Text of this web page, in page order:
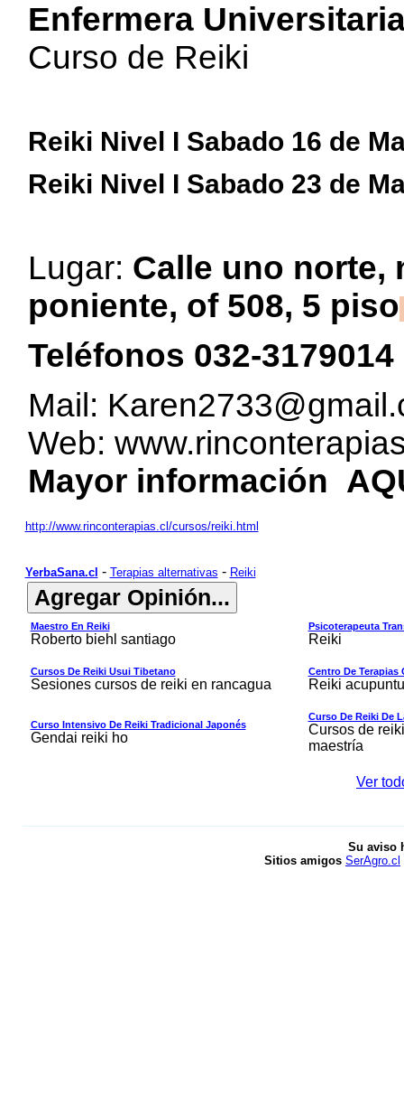
Enfermera
Curso de Reiki
Reiki Nivel I Sabado 16 de
Reiki Nivel I Sabado 23 de
Lugar: Calle uno norte,
poniente, of 508, 5 piso
Teléfonos 032-3179014
Mail:
Web:
Mayor información
http://www.rinconterapias.cl/cursos/reiki.html
YerbaSana.cl - Terapias alternativas - Reiki
Maestro En Reiki
Roberto biehl santiago
Psicoterapeuta
Reiki
Cursos De Reiki Usui Tibetano
Sesiones cursos de reiki en rancagua
Centro De Terapias
Reiki
Curso Intensivo De Reiki Tradicional Japonés
Gendai reiki ho
Curso De Reiki De
Cursos de
maestría
Ver
Su aviso
Sitios amigos SerAgro.cl